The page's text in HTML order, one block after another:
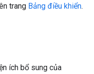
trang Bảng điều khiển.
ích bổ sung của